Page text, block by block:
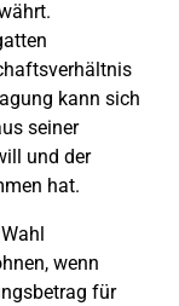
kann sich
seiner
und der
hat.
wenn
für